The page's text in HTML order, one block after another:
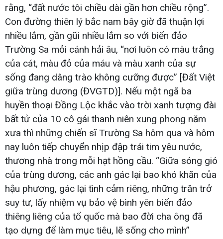
rằng, “đất nước tôi chiều dài gần hơn chiều rộng”.
Con đường thiên lý bắc nam bây giờ đã thuận lợi
nhiều lắm, gần gũi nhiều lắm so với biển đảo
Trường Sa mỏi cánh hải âu, “nơi luôn có màu trắng
của cát, màu đỏ của máu và màu xanh của sự
sống đang dâng trào không cưỡng được” [Đất Việt
giữa trùng dương (ĐVGTD)]. Nếu một ngã ba
huyền thoại Đồng Lộc khắc vào trời xanh tượng đài
bất tử của 10 cô gái thanh niên xung phong năm
xưa thì những chiến sĩ Trường Sa hôm qua và hôm
nay luôn tiếp chuyển nhịp đập trái tim yêu nước,
thương nhà trong mỗi hạt hồng cầu. “Giữa sóng gió
của trùng dương, các anh gác lại bao khó khăn của
hậu phương, gác lại tình cảm riêng, những trăn trở
suy tư, lấy nhiệm vụ bảo vệ bình yên biển đảo
thiêng liêng của tổ quốc mà bao đời cha ông đã
tạo dựng để làm mục tiêu, lẽ sống cho mình”